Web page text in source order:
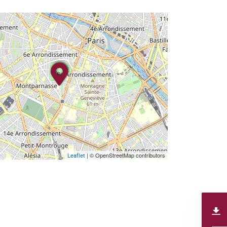
Leaflet | © OpenStreetMap contributors